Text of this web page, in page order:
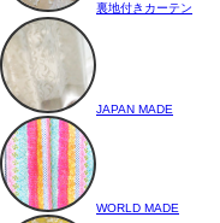
裏地付きカーテン
JAPAN MADE
WORLD MADE